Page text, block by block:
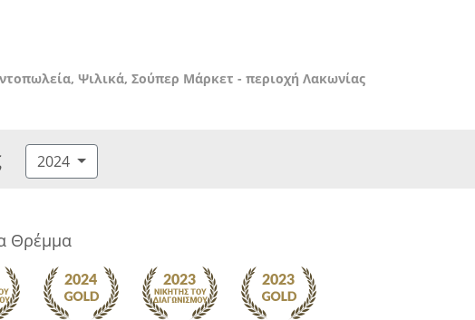
Ψιλικά, Σούπερ Μάρκετ - περιοχή Λακωνίας
2024
Θρέμμα